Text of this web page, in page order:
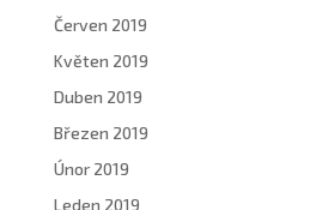
Červen 2019
Květen 2019
Duben 2019
Březen 2019
Únor 2019
Leden 2019